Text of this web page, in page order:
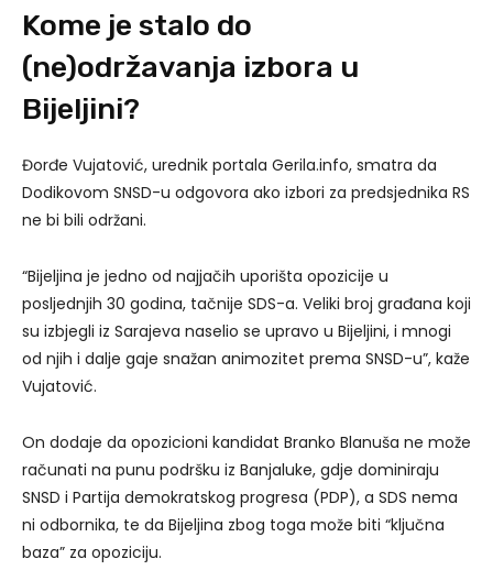
Kome je stalo do
(ne)održavanja izbora u
Bijeljini?
Đorđe Vujatović, urednik portala Gerila.info, smatra da
Dodikovom SNSD-u odgovora ako izbori za predsjednika RS
ne bi bili održani.
“Bijeljina je jedno od najjačih uporišta opozicije u
posljednjih 30 godina, tačnije SDS-a. Veliki broj građana koji
su izbjegli iz Sarajeva naselio se upravo u Bijeljini, i mnogi
od njih i dalje gaje snažan animozitet prema SNSD-u”, kaže
Vujatović.
On dodaje da opozicioni kandidat Branko Blanuša ne može
računati na punu podršku iz Banjaluke, gdje dominiraju
SNSD i Partija demokratskog progresa (PDP), a SDS nema
ni odbornika, te da Bijeljina zbog toga može biti “ključna
baza” za opoziciju.